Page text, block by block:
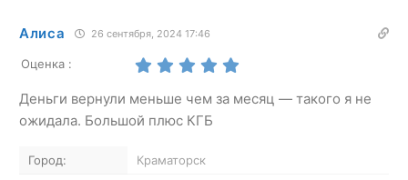
Алиса 26 сентября, 2024 17:46
Оценка :
Деньги вернули меньше чем за месяц — такого я не
ожидала. Большой плюс КГБ
Город: Краматорск